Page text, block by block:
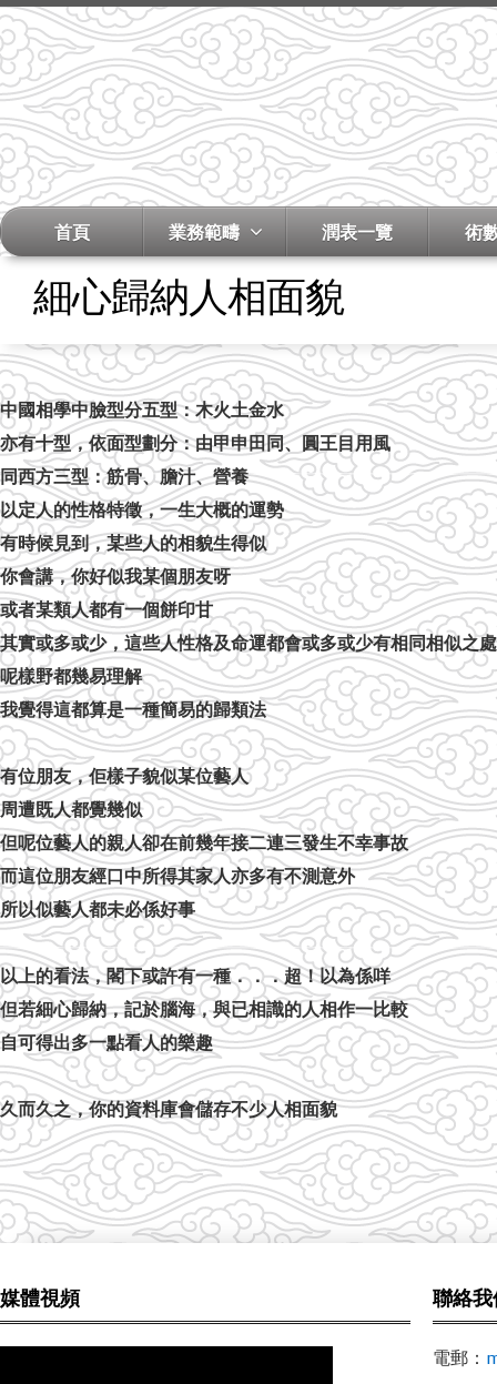
首頁 業務範疇 潤表一覽 術
細心歸納人相面貌
中國相學中臉型分五型：木火土金水
亦有十型，依面型劃分：由甲申田同、圓王目用風
同西方三型：筋骨、膽汁、營養
以定人的性格特徵，一生大概的運勢
有時候見到，某些人的相貌生得似
你會講，你好似我某個朋友呀
或者某類人都有一個餅印甘
其實或多或少，這些人性格及命運都會或多或少有相同相似之處
呢樣野都幾易理解
我覺得這都算是一種簡易的歸類法
有位朋友，佢樣子貌似某位藝人
周遭既人都覺幾似
但呢位藝人的親人卻在前幾年接二連三發生不幸事故
而這位朋友經口中所得其家人亦多有不測意外
所以似藝人都未必係好事
以上的看法，閣下或許有一種．．．超！以為係咩
但若細心歸納，記於腦海，與已相識的人相作一比較
自可得出多一點看人的樂趣
久而久之，你的資料庫會儲存不少人相面貌
媒體視頻 聯絡我
電郵：